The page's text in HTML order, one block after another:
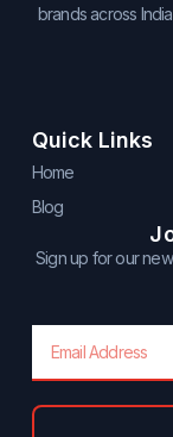
brands across
Quick Links
Home
Blog
Sign up for our